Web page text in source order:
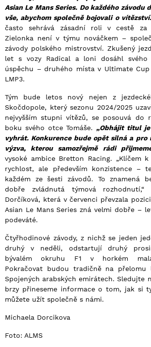
Asian Le Mans Series. Do každého závodu
vše, abychom společně bojovali o
často sehrává zásadní roli v cestě za
Zielonka není v týmu nováčkem –
závody polského mistrovství. Zkušený
let s vozy Radical a loni dosáhl svého
úspěchu – druhého místa v Ultimate
LMP3.
Tým bude letos nový nejen z
Skočdopole, který sezonu 2024/2025
nejvyšším stupni vítězů, se posouvá do
boku svého otce Tomáše.„Obhájit titul
vyhrát. Konkurence bude opět silná a pro
výzva, kterou samozřejmě rádi
vysoké ambice Bretton Racing. „Klíčem
rychlost, ale především konzistence –
každém ze šesti závodů. To znamená
dobře zvládnutá týmová rozhodnutí,“
Dorčíková, která v červenci převzala
Asian Le Mans Series zná velmi dobře –
podeváté.
Čtyřhodinové závody, z nichž se jeden
druhý v neděli, odstartují druhý
bývalém okruhu F1 v horkém
Pokračovat budou tradičně na
Spojených arabských emirátech. Sledujte
brzy přineseme informace o tom, jak si
můžete užít společně s námi.
Michaela Dorcikova
Foto: ALMS